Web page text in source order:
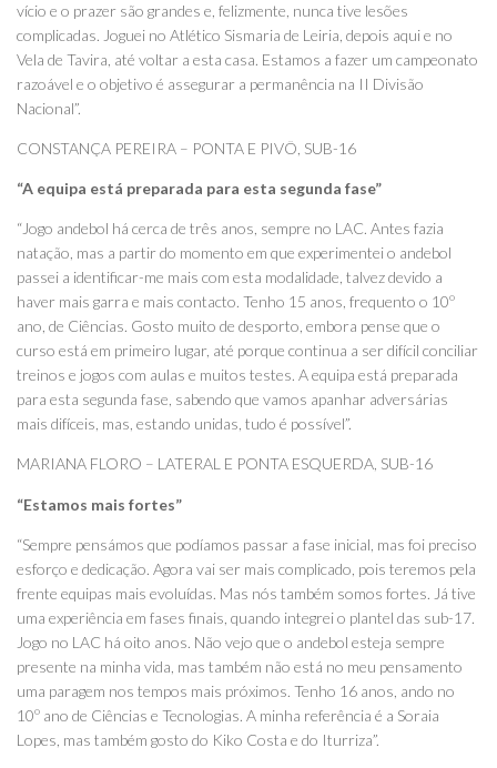
vício e o prazer são grandes e, felizmente, nunca tive lesões
complicadas. Joguei no Atlético Sismaria de Leiria, depois aqui e no
Vela de Tavira, até voltar a esta casa. Estamos a fazer um campeonato
razoável e o objetivo é assegurar a permanência na II Divisão
Nacional”.
CONSTANÇA PEREIRA – PONTA E PIVÔ, SUB-16
“A equipa está preparada para esta segunda fase”
“Jogo andebol há cerca de três anos, sempre no LAC. Antes fazia
natação, mas a partir do momento em que experimentei o andebol
passei a identificar-me mais com esta modalidade, talvez devido a
haver mais garra e mais contacto. Tenho 15 anos, frequento o 10º
ano, de Ciências. Gosto muito de desporto, embora pense que o
curso está em primeiro lugar, até porque continua a ser difícil conciliar
treinos e jogos com aulas e muitos testes. A equipa está preparada
para esta segunda fase, sabendo que vamos apanhar adversárias
mais difíceis, mas, estando unidas, tudo é possível”.
MARIANA FLORO – LATERAL E PONTA ESQUERDA, SUB-16
“Estamos mais fortes”
“Sempre pensámos que podíamos passar a fase inicial, mas foi preciso
esforço e dedicação. Agora vai ser mais complicado, pois teremos pela
frente equipas mais evoluídas. Mas nós também somos fortes. Já tive
uma experiência em fases finais, quando integrei o plantel das sub-17.
Jogo no LAC há oito anos. Não vejo que o andebol esteja sempre
presente na minha vida, mas também não está no meu pensamento
uma paragem nos tempos mais próximos. Tenho 16 anos, ando no
10º ano de Ciências e Tecnologias. A minha referência é a Soraia
Lopes, mas também gosto do Kiko Costa e do Iturriza”.